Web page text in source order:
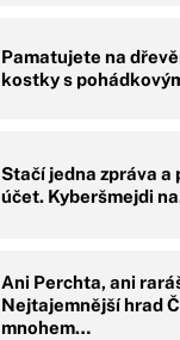
Pamatujete na
kostky s
Stačí jedna zpráva a
účet. Kyberšmejdi
Ani Perchta, ani
Nejtajemnější hrad
mnohem…